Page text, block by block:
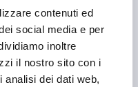
contenuti ed
social media e per
inoltre
il nostro sito con i
dei dati web,
D1=25,
LUCIDA COLORE
OVALE